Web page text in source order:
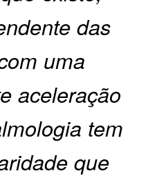
das
uma
aceleração
tem
que